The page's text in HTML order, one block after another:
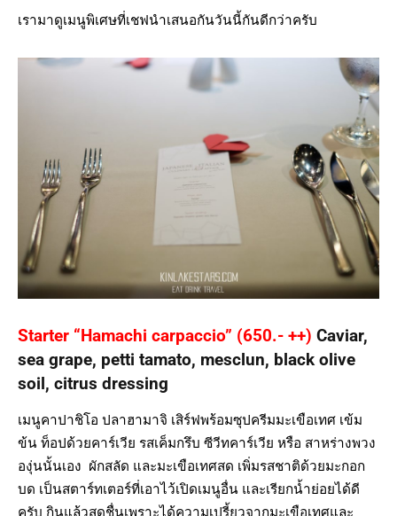
เรามาดูเมนูพิเศษที่เชฟนำเสนอกันวันนี้กันดีกว่าครับ
Starter “Hamachi carpaccio” (650.- ++) Caviar,
sea grape, petti tamato, mesclun, black olive
soil, citrus dressing
เมนูคาปาชิโอ ปลาฮามาจิ เสิร์ฟพร้อมซุปครีมมะเขือเทศ เข้ม
ข้น ท็อปด้วยคาร์เวีย รสเค็มกรึบ ซีวีทคาร์เวีย หรือ สาหร่างพวง
องุ่นนั้นเอง ผักสลัด และมะเขือเทศสด เพิ่มรสชาติด้วยมะกอก
บด เป็นสตาร์ทเตอร์ที่เอาไว้เปิดเมนูอื่น และเรียกน้ำย่อยได้ดี
ครับ กินแล้วสดชื่นเพราะได้ความเปรี้ยวจากมะเขือเทศและ